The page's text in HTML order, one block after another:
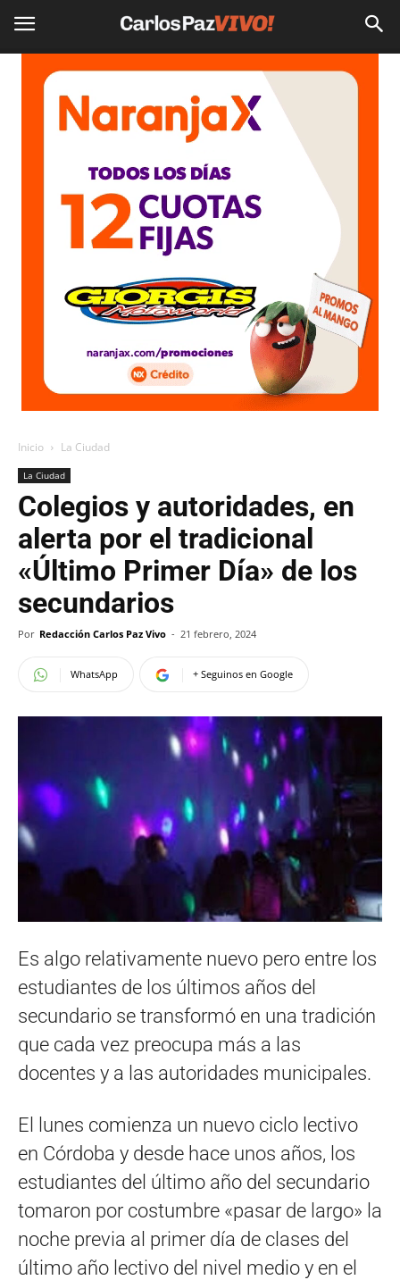
Inicio La Ciudad
La Ciudad
Colegios y autoridades, en
alerta por el tradicional
«Último Primer Día» de los
secundarios
Por Redacción Carlos Paz Vivo - 21 febrero, 2024
WhatsApp + Seguinos en Google
Es algo relativamente nuevo pero entre los
estudiantes de los últimos años del
secundario se transformó en una tradición
que cada vez preocupa más a las
docentes y a las autoridades municipales.
El lunes comienza un nuevo ciclo lectivo
en Córdoba y desde hace unos años, los
estudiantes del último año del secundario
tomaron por costumbre «pasar de largo» la
noche previa al primer día de clases del
último año lectivo del nivel medio y en el